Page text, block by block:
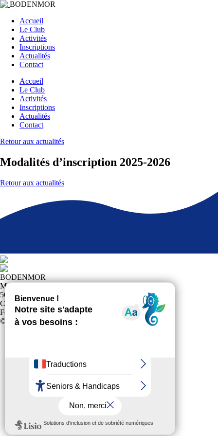
BODENMOR
Accueil
Le Club
Activités
Inscriptions
Actualités
Contact
Accueil
Le Club
Activités
Inscriptions
Actualités
Contact
Retour aux actualités
Modalités d’inscription 2025-2026
Retour aux actualités
BODENMOR
MAIRIE PLACE JOSEPH LE CLANCHE
56400 LE BONO
Club affilié à la
Fédération Française Sports pour Tous
© 2024 Tous Droits Réservés